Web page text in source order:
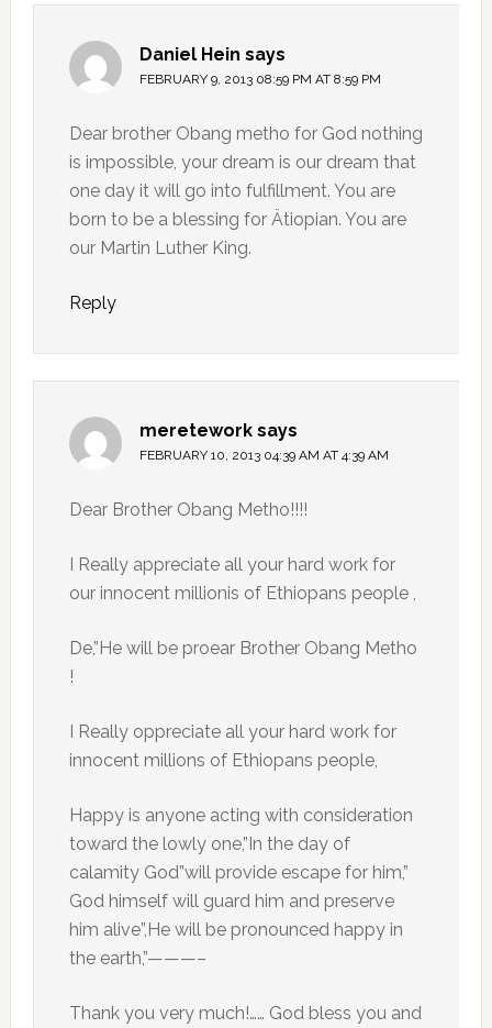
Daniel Hein says
FEBRUARY 9, 2013 08:59 PM AT 8:59 PM
Dear brother Obang metho for God nothing
is impossible, your dream is our dream that
one day it will go into fulfillment. You are
born to be a blessing for Ätiopian. You are
our Martin Luther King.
Reply
meretework says
FEBRUARY 10, 2013 04:39 AM AT 4:39 AM
Dear Brother Obang Metho!!!!
I Really appreciate all your hard work for
our innocent millionis of Ethiopans people ,
De,”He will be proear Brother Obang Metho
!
I Really oppreciate all your hard work for
innocent millions of Ethiopans people,
Happy is anyone acting with consideration
toward the lowly one,”In the day of
calamity God”will provide escape for him,”
God himself will guard him and preserve
him alive”,He will be pronounced happy in
the earth,”———–
Thank you very much!…… God bless you and